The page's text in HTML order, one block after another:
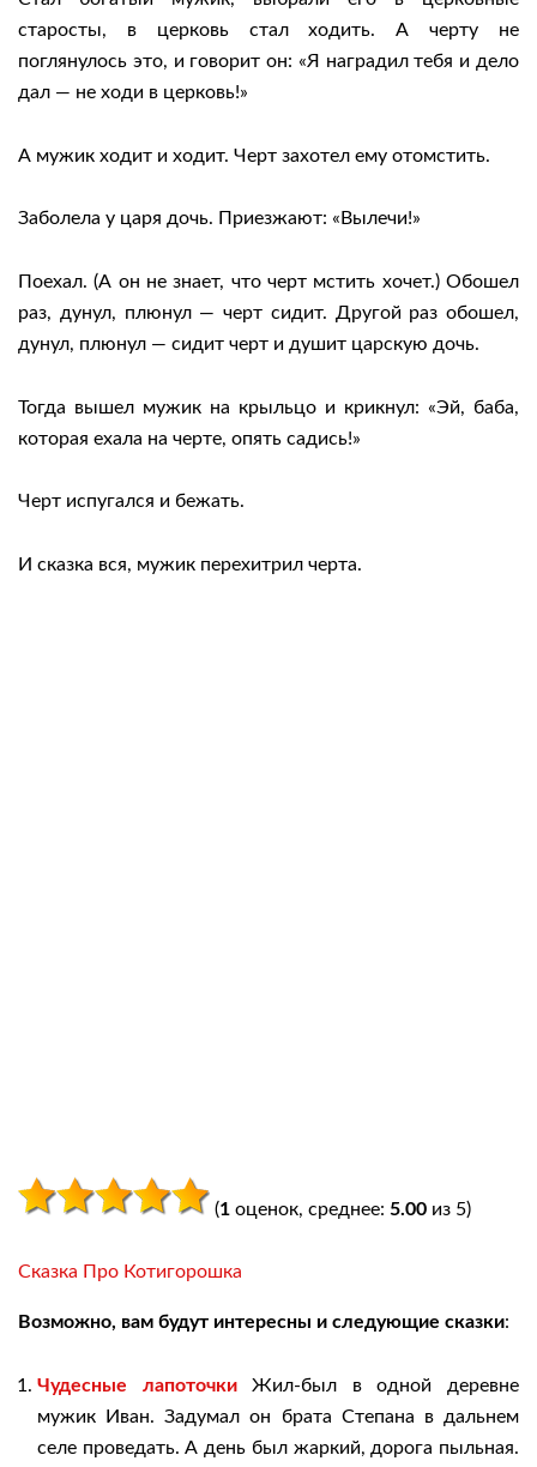
старосты, в церковь стал ходить. А черту не
поглянулось это, и говорит он: «Я наградил тебя и дело
дал — не ходи в церковь!»
А мужик ходит и ходит. Черт захотел ему отомстить.
Заболела у царя дочь. Приезжают: «Вылечи!»
Поехал. (А он не знает, что черт мстить хочет.) Обошел
раз, дунул, плюнул — черт сидит. Другой раз обошел,
дунул, плюнул — сидит черт и душит царскую дочь.
Тогда вышел мужик на крыльцо и крикнул: «Эй, баба,
которая ехала на черте, опять садись!»
Черт испугался и бежать.
И сказка вся, мужик перехитрил черта.
(1 оценок, среднее: 5.00 из 5)
Сказка Про Котигорошка
Возможно, вам будут интересны и следующие сказки:
Чудесные лапоточкиЖил-был в одной деревне
мужик Иван. Задумал он брата Степана в дальнем
селе проведать. А день был жаркий, дорога пыльная.